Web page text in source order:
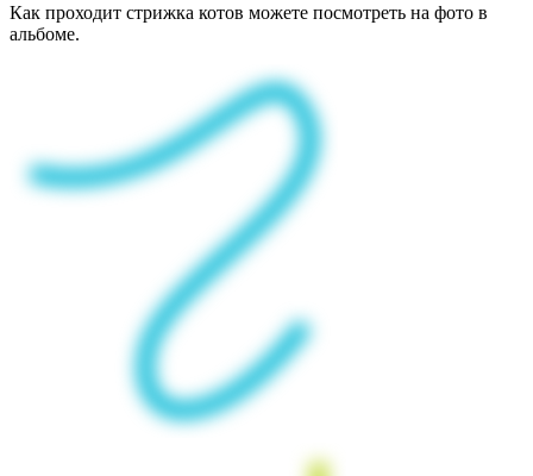
Как проходит стрижка котов можете посмотреть на фото в
альбоме.